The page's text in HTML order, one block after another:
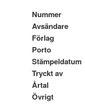
Nummer
Avsändare
Förlag
Porto
Stämpeldatum
Tryckt av
Årtal
Övrigt